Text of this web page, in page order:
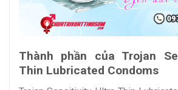
Thành phần của Trojan
Thin Lubricated Condoms